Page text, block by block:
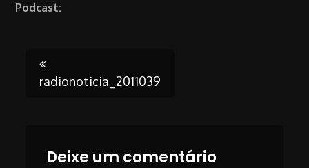
Podcast:
Post
radionoticia_2011039
Deixe um comentário